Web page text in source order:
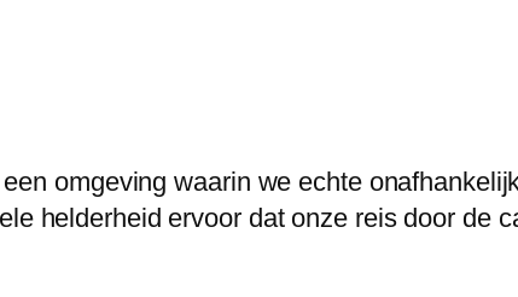
omgeving waarin we echte
helderheid ervoor dat onze reis door de